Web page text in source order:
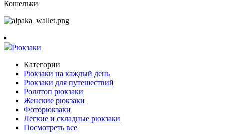
Кошельки
Рюкзаки
Категории
Рюкзаки на каждый день
Рюкзаки для путешествий
Роллтоп рюкзаки
Женские рюкзаки
Фоторюкзаки
Легкие и складные рюкзаки
Посмотреть все